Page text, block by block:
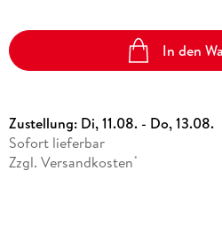
In den
Zustellung: Di, 11.08. - Do, 13.08.
Sofort lieferbar
Zzgl. Versandkosten *